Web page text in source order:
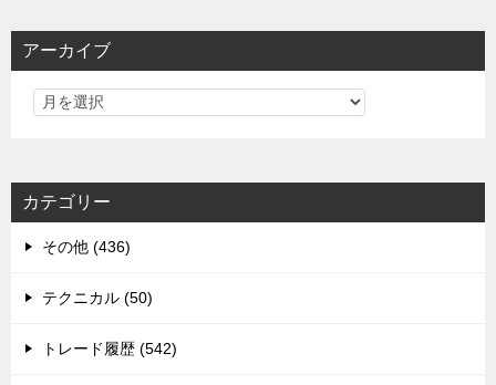
アーカイブ
カテゴリー
その他 (436)
テクニカル (50)
トレード履歴 (542)